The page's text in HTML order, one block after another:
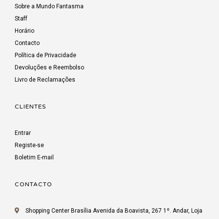
Sobre a Mundo Fantasma
Staff
Horário
Contacto
Política de Privacidade
Devoluções e Reembolso
Livro de Reclamações
CLIENTES
Entrar
Registe-se
Boletim E-mail
CONTACTO
Shopping Center Brasília Avenida da Boavista, 267 1º. Andar, Loja